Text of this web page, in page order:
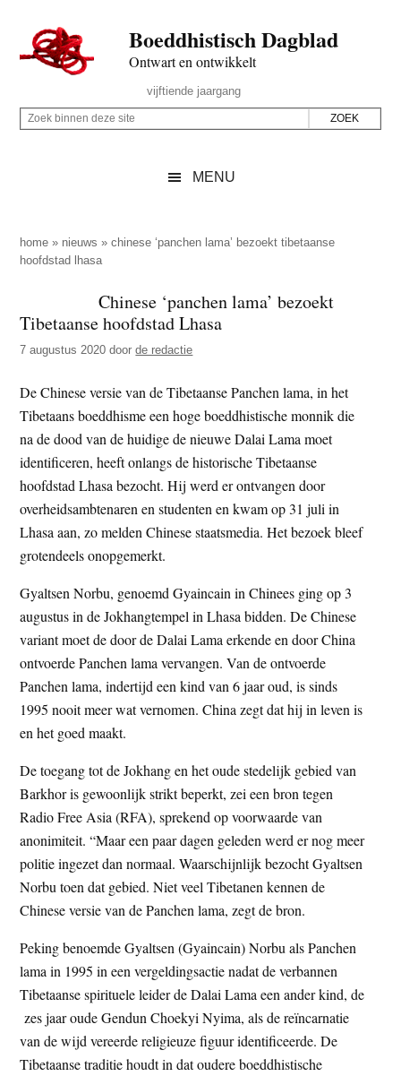
naar
de
inhoud
secondary
naar
de
sidebar
naar
de
Boeddhistisch Dagblad
Ontwart en ontwikkelt
Rechts
vijftiende jaargang
Z
p
d
z
e
i
t
e
Z
i
n
n
d
z
e
s
i
t
e
MENU
home » nieuws »chinese ‘panchen lama’ bezoekt tibetaanse
hoofdstad lhasa
Chinese ‘panchen lama’ bezoekt
Tibetaanse hoofdstad Lhasa
7 augustus 2020 doorde redactie
De Chinese versie van de Tibetaanse Panchen lama, in het
Tibetaans boeddhisme een hoge boeddhistische monnik die
na de dood van de huidige de nieuwe Dalai Lama moet
identificeren, heeft onlangs de historische Tibetaanse
hoofdstad Lhasa bezocht. Hij werd er ontvangen door
overheidsambtenaren en studenten en kwam op 31 juli in
Lhasa aan, zo melden Chinese staatsmedia. Het bezoek bleef
grotendeels onopgemerkt.
Gyaltsen Norbu, genoemd Gyaincain in Chinees ging op 3
augustus in de Jokhangtempel in Lhasa bidden. De Chinese
variant moet de door de Dalai Lama erkende en door China
ontvoerde Panchen lama vervangen. Van de ontvoerde
Panchen lama, indertijd een kind van 6 jaar oud, is sinds
1995 nooit meer wat vernomen. China zegt dat hij in leven is
en het goed maakt.
De toegang tot de Jokhang en het oude stedelijk gebied van
Barkhor is gewoonlijk strikt beperkt, zei een bron tegen
Radio Free Asia (RFA), sprekend op voorwaarde van
anonimiteit. “Maar een paar dagen geleden werd er nog meer
politie ingezet dan normaal. Waarschijnlijk bezocht Gyaltsen
Norbu toen dat gebied. Niet veel Tibetanen kennen de
Chinese versie van de Panchen lama, zegt de bron.
Peking benoemde Gyaltsen (Gyaincain) Norbu als Panchen
lama in 1995 in een vergeldingsactie nadat de verbannen
Tibetaanse spirituele leider de Dalai Lama een ander kind, de
zes jaar oude Gendun Choekyi Nyima, als de reïncarnatie
van de wijd vereerde religieuze figuur identificeerde. De
Tibetaanse traditie houdt in dat oudere boeddhistische